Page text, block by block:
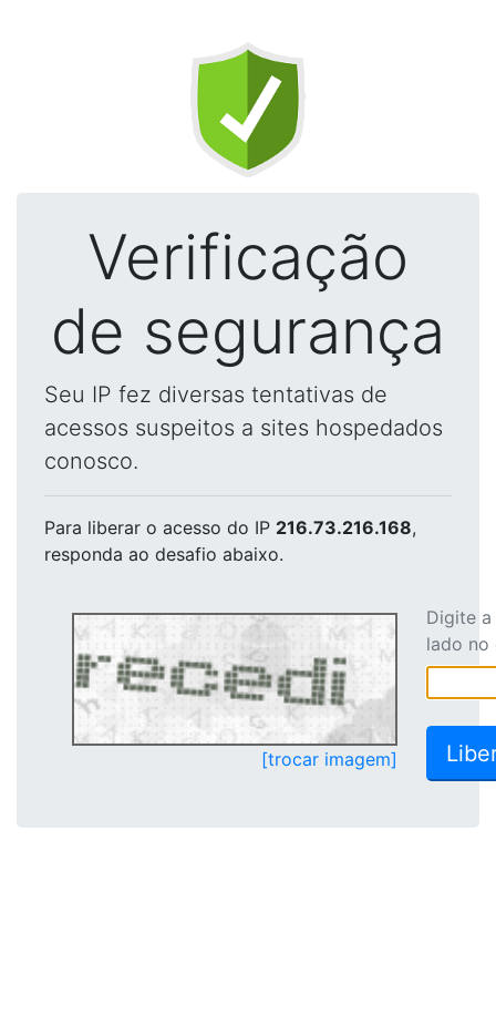
Verificação
de segurança
Seu IP fez diversas tentativas de
acessos suspeitos a sites hospedados
conosco.
Para liberar o acesso do IP 216.73.216.168,
responda ao desafio abaixo.
[trocar imagem]
Digite
lado no